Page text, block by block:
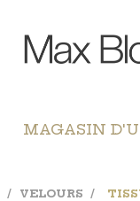
MAGASIN
VELOURS